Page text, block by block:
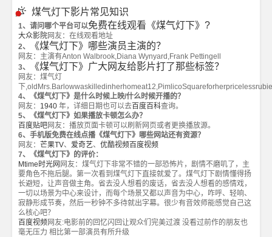
煤气灯下影片常见知识
1、请问哪个平台可以免费在线观看《煤气灯下》?
大众影院网友：在线观看地址
2、
《煤气灯下》哪些演员主演的？
网友：主演有Anton Walbrook,Diana Wynyard,Frank Pettingell
3、
《煤气灯下》广大网友给影片打了那些标签？
网友：煤气灯
下
4、《煤气灯下》是什么时候上映/什么时候开播的？
网友： 1940 年，详细日期也可以去百度百科查询。
5、《煤气灯下》如果播放卡顿怎么办？
百度贴吧网友：播放页面卡顿可以刷新网页或者更换播放源。
6、手机版免费在线点播《煤气灯下》哪些网站还有资源？
网友： 芒果TV、 爱奇艺、 优酷视频 百度视频
7、《煤气灯下》的评价：
Mtime时光网 网友：煤气灯下非常不错的一部恐怖片，剧情不磨叽了，主
要角色不拖后腿。第一次看到煤气灯下直接就爱了。煤气灯下剧情懂得扬
长避短，让声音做主角。省去没人想看的废话，省去没人想看的感情戏，
一切以场景为中心来设计，而每个场景又都以声音为中心，咋呼、轻响、
寂静形成节奏，然后一秒钟不多待就出字幕。很少有音效师能感觉自己这
么核心吧？
百度视频 网友:电影前的回忆闪回让观众们完美过渡 没看过前作的朋友也
毫无压力 相比第一部演员有所升级